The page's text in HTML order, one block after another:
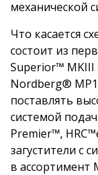
механической
Что касается
состоит из
Superior™ MKIII
Nordberg®
поставлять
системой
Premier™,
загустители с
в ассортимент